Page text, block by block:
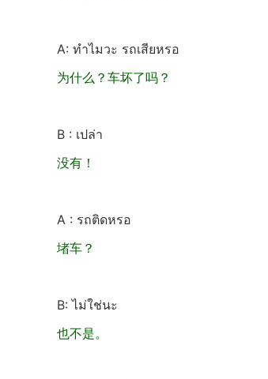
A: ทำไมวะ รถเสียหรอ
为什么？车坏了吗？
B : เปล่า
没有！
A : รถติดหรอ
堵车？
B: ไม่ใช่นะ
也不是。